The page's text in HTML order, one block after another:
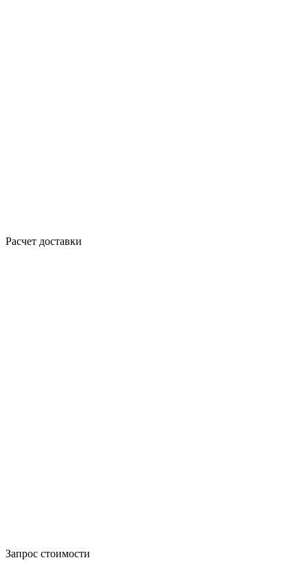
Расчет доставки
Запрос стоимости